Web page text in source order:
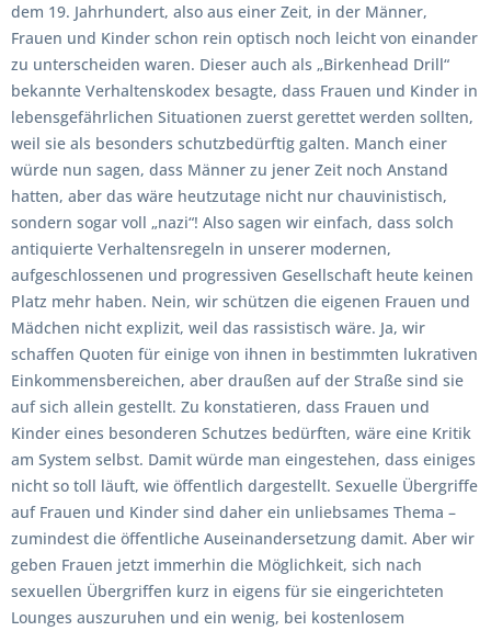
dem 19. Jahrhundert, also aus einer Zeit, in der Männer,
Frauen und Kinder schon rein optisch noch leicht von einander
zu unterscheiden waren. Dieser auch als „Birkenhead Drill“
bekannte Verhaltenskodex besagte, dass Frauen und Kinder in
lebensgefährlichen Situationen zuerst gerettet werden sollten,
weil sie als besonders schutzbedürftig galten. Manch einer
würde nun sagen, dass Männer zu jener Zeit noch Anstand
hatten, aber das wäre heutzutage nicht nur chauvinistisch,
sondern sogar voll „nazi“! Also sagen wir einfach, dass solch
antiquierte Verhaltensregeln in unserer modernen,
aufgeschlossenen und progressiven Gesellschaft heute keinen
Platz mehr haben. Nein, wir schützen die eigenen Frauen und
Mädchen nicht explizit, weil das rassistisch wäre. Ja, wir
schaffen Quoten für einige von ihnen in bestimmten lukrativen
Einkommensbereichen, aber draußen auf der Straße sind sie
auf sich allein gestellt. Zu konstatieren, dass Frauen und
Kinder eines besonderen Schutzes bedürften, wäre eine Kritik
am System selbst. Damit würde man eingestehen, dass einiges
nicht so toll läuft, wie öffentlich dargestellt. Sexuelle Übergriffe
auf Frauen und Kinder sind daher ein unliebsames Thema –
zumindest die öffentliche Auseinandersetzung damit. Aber wir
geben Frauen jetzt immerhin die Möglichkeit, sich nach
sexuellen Übergriffen kurz in eigens für sie eingerichteten
Lounges auszuruhen und ein wenig, bei kostenlosem